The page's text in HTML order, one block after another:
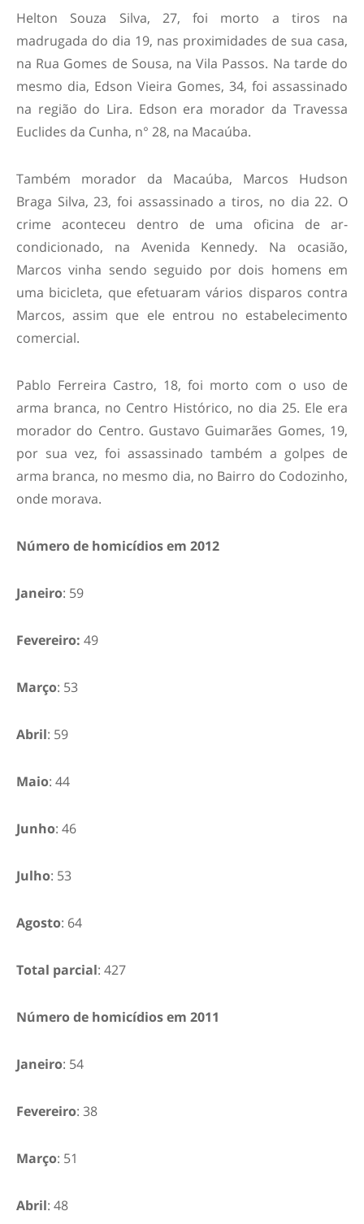
Helton Souza Silva, 27, foi morto a tiros na
madrugada do dia 19, nas proximidades de sua casa,
na Rua Gomes de Sousa, na Vila Passos. Na tarde do
mesmo dia, Edson Vieira Gomes, 34, foi assassinado
na região do Lira. Edson era morador da Travessa
Euclides da Cunha, n° 28, na Macaúba.
Também morador da Macaúba, Marcos Hudson
Braga Silva, 23, foi assassinado a tiros, no dia 22. O
crime aconteceu dentro de uma oficina de ar-
condicionado, na Avenida Kennedy. Na ocasião,
Marcos vinha sendo seguido por dois homens em
uma bicicleta, que efetuaram vários disparos contra
Marcos, assim que ele entrou no estabelecimento
comercial.
Pablo Ferreira Castro, 18, foi morto com o uso de
arma branca, no Centro Histórico, no dia 25. Ele era
morador do Centro. Gustavo Guimarães Gomes, 19,
por sua vez, foi assassinado também a golpes de
arma branca, no mesmo dia, no Bairro do Codozinho,
onde morava.
Número de homicídios em 2012
Janeiro: 59
Fevereiro: 49
Março: 53
Abril: 59
Maio: 44
Junho: 46
Julho: 53
Agosto: 64
Total parcial: 427
Número de homicídios em 2011
Janeiro: 54
Fevereiro: 38
Março: 51
Abril: 48